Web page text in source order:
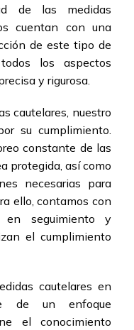
de las medidas
cuentan con una
de este tipo de
los aspectos
y rigurosa.
cautelares, nuestro
su cumplimiento.
constante de las
protegida, así como
necesarias para
ello, contamos con
en seguimiento y
el cumplimiento
cautelares en
de un enfoque
el conocimiento